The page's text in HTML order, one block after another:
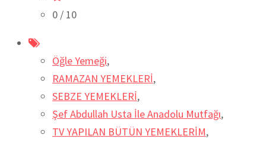
0 / 10
Öğle Yemeği,
RAMAZAN YEMEKLERİ,
SEBZE YEMEKLERİ,
Şef Abdullah Usta İle Anadolu Mutfağı,
TV YAPILAN BÜTÜN YEMEKLERİM,